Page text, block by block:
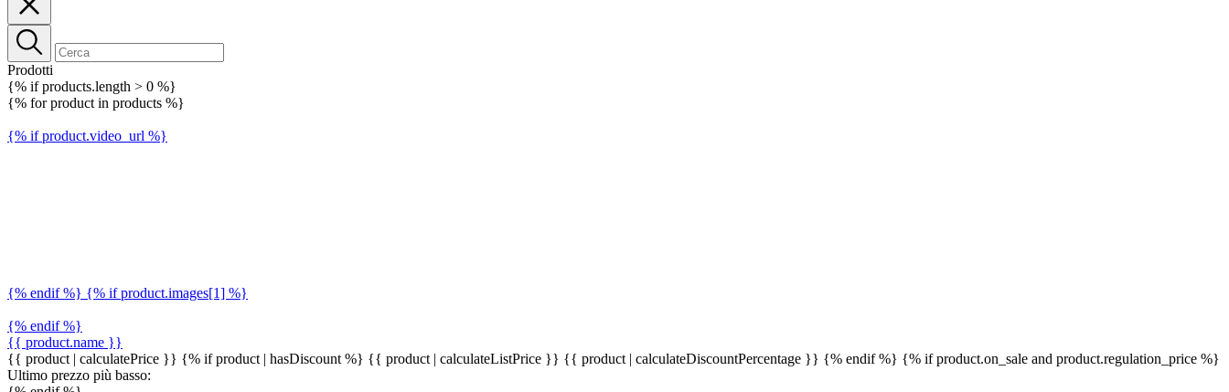
Prodotti
{% if products.length > 0 %}
{% for product in products %}
{% if product.video_url %}
{% endif %} {% if product.images[1] %}
{% endif %}
{{ product.name }}
{{ product | calculatePrice }} {% if product | hasDiscount %} {{ product | calculateListPrice }} {{ product | calculateDiscountPercentage }} {% endif %} {% if product.on_sale and product.regulation_price %}
Ultimo prezzo più basso: